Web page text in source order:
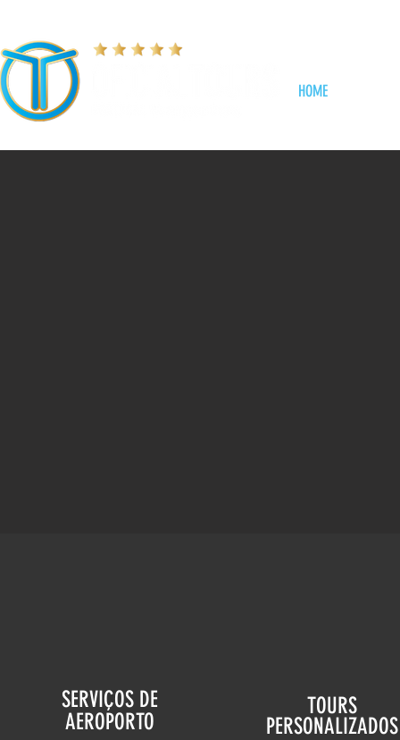
HOME
SERVIÇOS DE
AEROPORTO
TOURS
PERSONALIZADOS